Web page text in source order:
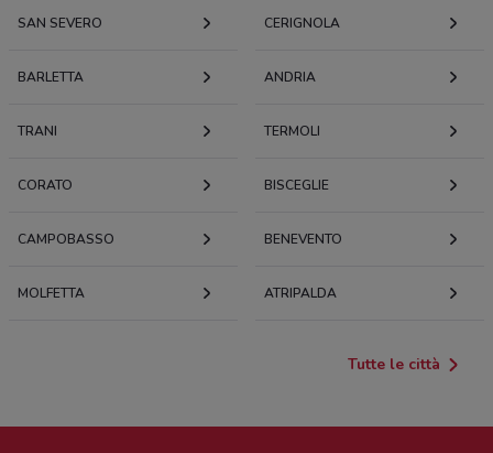
SAN SEVERO CERIGNOLA
BARLETTA ANDRIA
TRANI TERMOLI
CORATO BISCEGLIE
CAMPOBASSO BENEVENTO
MOLFETTA ATRIPALDA
Tutte le città